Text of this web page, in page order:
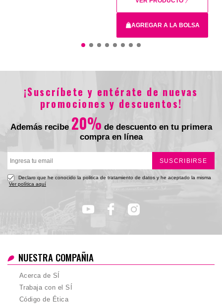
Total
AGREGAR A LA BOLSA
¡Suscríbete y entérate de nuevas
promociones y descuentos!
Además recibe 20% de descuento en tu primera
compra en línea
SUSCRIBIRSE
Declaro que he conocido la politica de tratamiento de datos y he aceptado la misma
Ver política aquí
NUESTRA COMPAÑIA
Acerca de SÍ
Trabaja con el SÍ
Código de Ética